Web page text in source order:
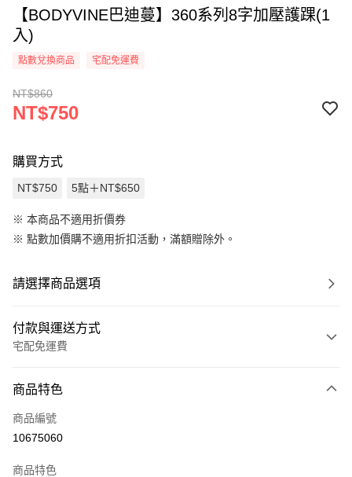
【BODYVINE巴迪蔓】360系列8字加壓護踝(1
入)
點數兌換商品 宅配免運費
NT$860
NT$750
購買方式
NT$750 5點＋NT$650
※ 本商品不適用折價券
※ 點數加價購不適用折扣活動，滿額贈除外。
請選擇商品選項
付款與運送方式
宅配免運費
信用卡一次付款
LINE Pay
商品特色
商品編號
10675060
商品特色